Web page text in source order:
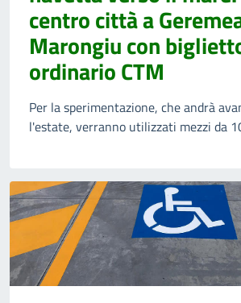
centro città a
Marongiu con
ordinario CTM
Per la sperimentazione, che andrà
l'estate, verranno utilizzati mezzi da